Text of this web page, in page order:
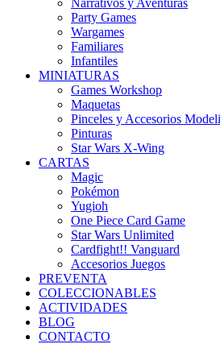
Party Games
Wargames
Familiares
Infantiles
MINIATURAS
Games Workshop
Maquetas
Pinceles y Accesorios
Pinturas
Star Wars X-Wing
CARTAS
Magic
Pokémon
Yugioh
One Piece Card Game
Star Wars Unlimited
Cardfight!! Vanguard
Accesorios Juegos
PREVENTA
COLECCIONABLES
ACTIVIDADES
BLOG
CONTACTO